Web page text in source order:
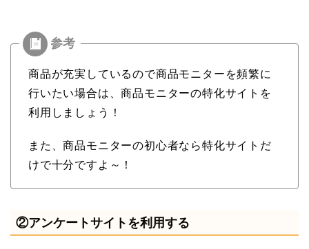
商品が充実しているので商品モニターを頻繁に
行いたい場合は、商品モニターの特化サイトを
利用しましょう！
また、商品モニターの初心者なら特化サイトだ
けで十分ですよ～！
②アンケートサイトを利用する